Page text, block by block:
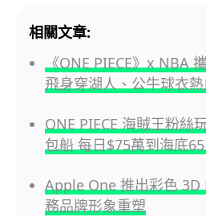
相關文章:
《ONE PIECE》x NBA
飛身穿湖人、公牛球衣
ONE PIECE 海賊王粉絲
包船 每日$75萬到海底
Apple One 推出彩色
務品牌形象重塑